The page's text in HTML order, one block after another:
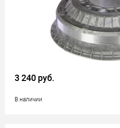
3 240 руб.
В наличии